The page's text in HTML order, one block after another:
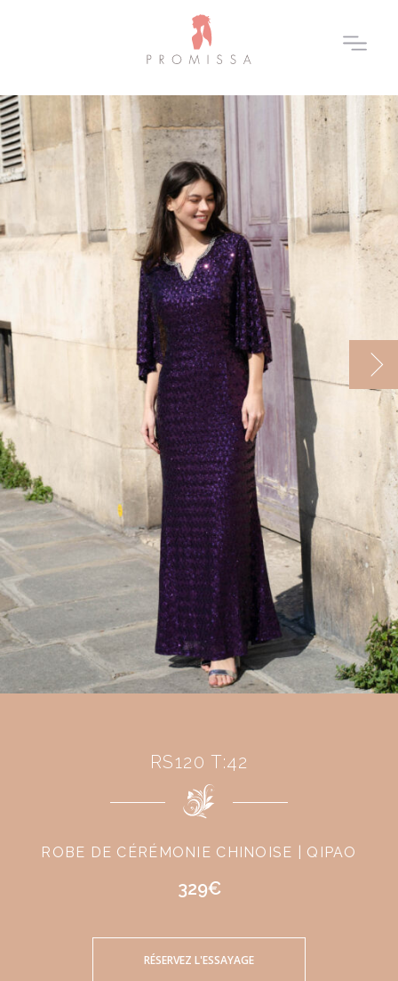
RS120 T:42
ROBE DE CÉRÉMONIE CHINOISE | QIPAO
329€
RÉSERVEZ L'ESSAYAGE